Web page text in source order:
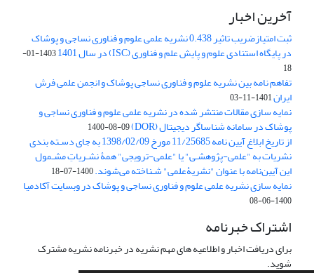
آخرین اخبار
ثبت امتیازضریب تاثیر 0.438 نشریه علمی علوم و فناوری نساجی و پوشاک
در پایگاه استنادی علوم و پایش علم و فناوری (ISC) در سال 1401
1403-01-
18
تفاهم نامه بین نشریه علوم و فناوری نساجی پوشاک و انجمن علمی فرش
ایران1401-11-03
نمایه سازی مقالات منتشر شده در نشریه علمی علوم و فناوری نساجی و
پوشاک در سامانه شناساگر دیجیتال (DOR) 1400-08-09
از تاریخ ابلاغ آیین نامه 11/25685 مورخ 1398/02/09 به جای دسـته بندی
نشریات به "علمی-پژوهشـی" یا "علمی-ترویجی" همۀ نشـریاتِ مشـمول
این آیین‌نامه با عنوان "نشریۀعلمی" شـناخته می‌شوند.1400-07-18
نمایه سازی نشریه علمی علوم و فناوری نساجی و پوشاک در وبسایت آکادمیا
1400-06-08
اشتراک خبرنامه
برای دریافت اخبار و اطلاعیه های مهم نشریه در خبرنامه نشریه مشترک
شوید.